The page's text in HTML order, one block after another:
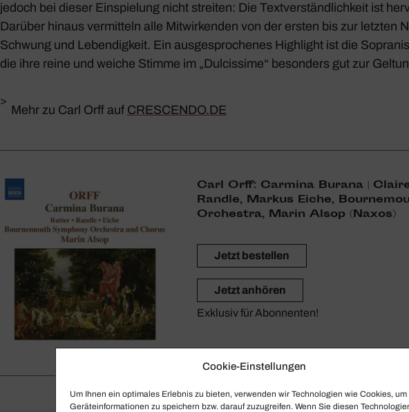
Cookie-Einstellungen
Um Ihnen ein optimales Erlebnis zu bieten, verwenden wir Technologien wie Cookies, um
Geräteinformationen zu speichern bzw. darauf zuzugreifen. Wenn Sie diesen
jedoch bei dieser Einspie­lung nicht streiten: Die Text­ver­ständ­lich­keit ist
Darüber hinaus vermit­teln alle Mitwir­kenden von der ersten bis zur letzten
Schwung und Leben­dig­keit. Ein ausge­spro­chenes High­light ist die
die ihre reine und weiche Stimme im „Dulcis­sime“ beson­ders gut zur
>
Mehr zu Carl Orff auf CRESCENDO.DE
Carl Orff: Carmina Burana |
Randle, Markus Eiche,
Orchestra, Marin Alsop (Naxos)
Jetzt bestellen
Jetzt anhören
Exklusiv für Abonnenten!